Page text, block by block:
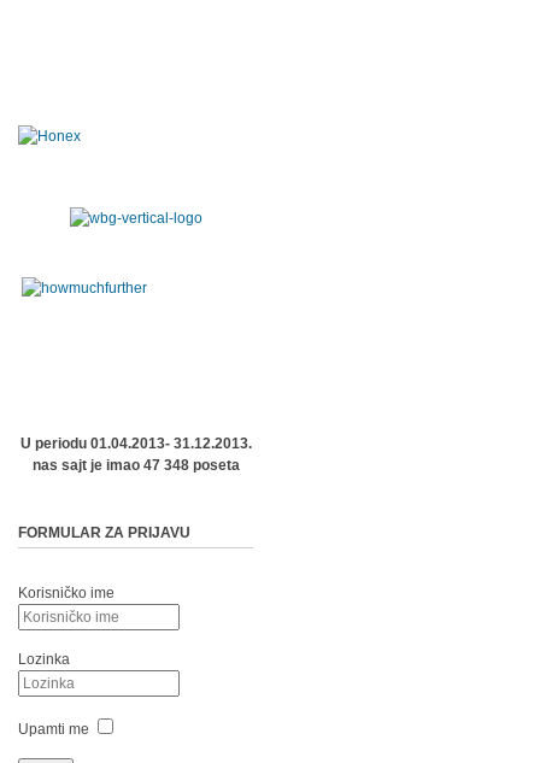
U periodu 01.04.2013- 31.12.2013.
nas sajt je imao 47 348 poseta
FORMULAR ZA PRIJAVU
Korisničko ime
Lozinka
Upamti me